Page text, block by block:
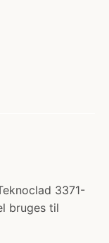
3371-
bruges til